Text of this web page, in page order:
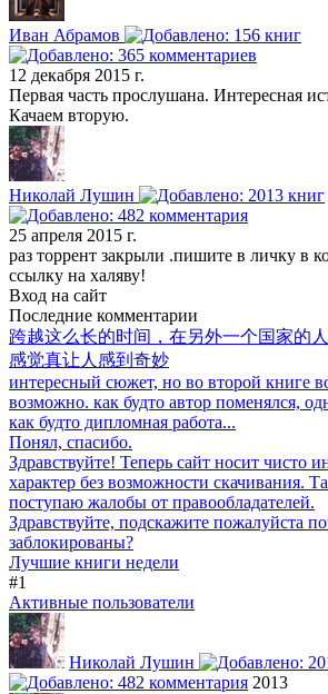
Иван Абрамов
12 декабря 2015 г.
Первая часть прослушана. Интересная
Качаем вторую.
Николай Лушин
25 апреля 2015 г.
раз торрент закрыли .пишите в личку в
ссылку на халяву!
Вход на сайт
Последние комментарии
跨越这么长的时间，在另外一个国家的
感觉真让人感到奇妙
интересный сюжет, но во второй книге
возможно. как будто автор поменялся,
как будто дипломная работа...
Понял, спасибо.
Здравствуйте! Теперь сайт носит чисто
характер без возможности скачивания.
поступаю жалобы от правообладателей.
Здравствуйте, подскажите пожалуйста
заблокированы?
Лучшие книги недели
#1
Активные пользователи
Николай Лушин
2013